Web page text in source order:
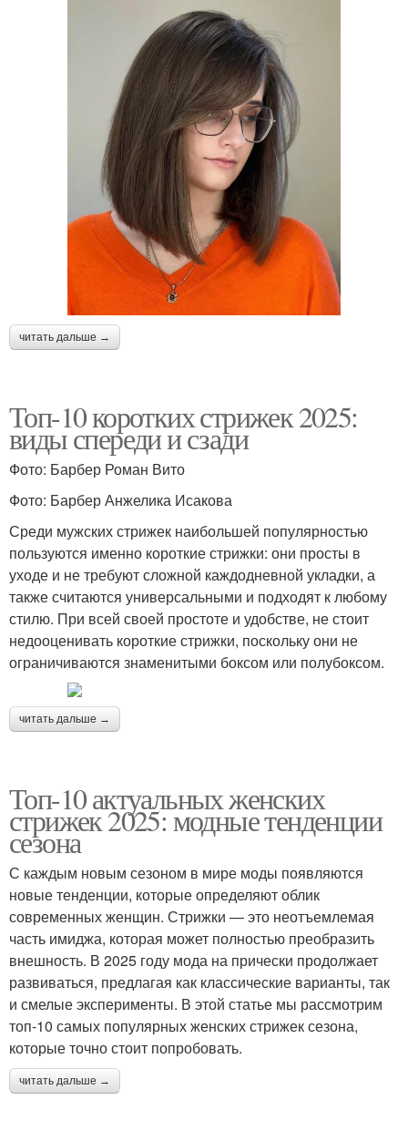
читать дальше →
Топ-10 коротких стрижек 2025:
виды спереди и сзади
Фото: Барбер Роман Вито
Фото: Барбер Анжелика Исакова
Среди мужских стрижек наибольшей популярностью
пользуются именно короткие стрижки: они просты в
уходе и не требуют сложной каждодневной укладки, а
также считаются универсальными и подходят к любому
стилю. При всей своей простоте и удобстве, не стоит
недооценивать короткие стрижки, поскольку они не
ограничиваются знаменитыми боксом или полубоксом.
читать дальше →
Топ-10 актуальных женских
стрижек 2025: модные тенденции
сезона
С каждым новым сезоном в мире моды появляются
новые тенденции, которые определяют облик
современных женщин. Стрижки — это неотъемлемая
часть имиджа, которая может полностью преобразить
внешность. В 2025 году мода на прически продолжает
развиваться, предлагая как классические варианты, так
и смелые эксперименты. В этой статье мы рассмотрим
топ-10 самых популярных женских стрижек сезона,
которые точно стоит попробовать.
читать дальше →